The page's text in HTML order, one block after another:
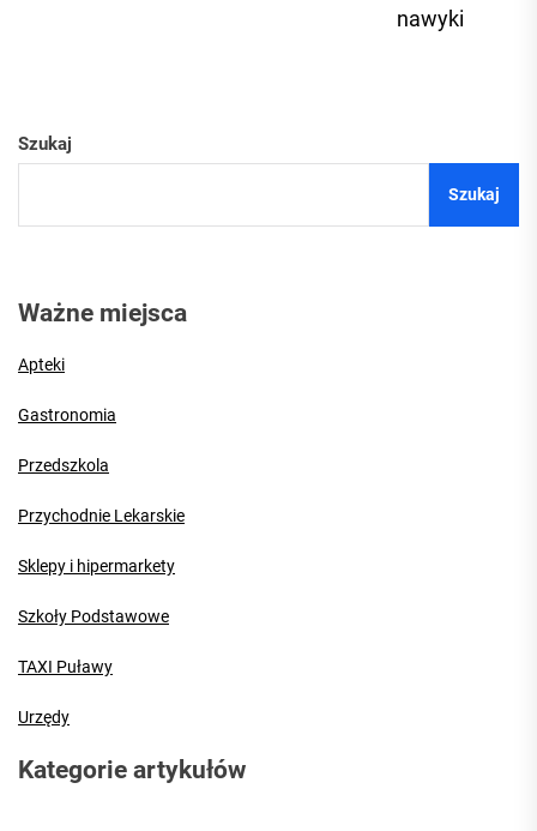
nawyki
Szukaj
Szukaj
Ważne miejsca
Apteki
Gastronomia
Przedszkola
Przychodnie Lekarskie
Sklepy i hipermarkety
Szkoły Podstawowe
TAXI Puławy
Urzędy
Kategorie artykułów